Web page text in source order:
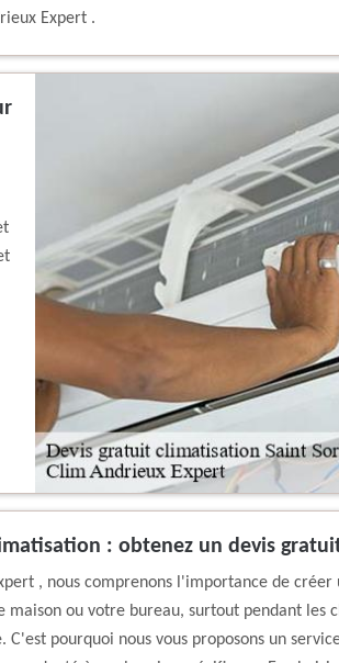
Expert .
: obtenez un devis
, nous comprenons l'importance de
maison ou votre bureau, surtout pendant les
C'est pourquoi nous vous proposons un